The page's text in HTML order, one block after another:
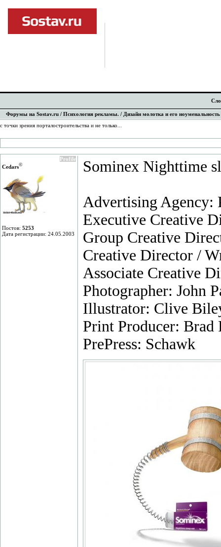
Форумы на Sostav.ru / Психология рекламы. / Дизайн молотка и его ноуменальность
с точки зрения порталостроительства и не только...
Profile
Cedars©
Постов: 5253
Дата регистрации: 24.05.2003
Sominex Nighttime
Advertising Agency:
Executive Creative
Group Creative
Creative Director /
Associate Creative
Photographer: John
Illustrator: Clive
Print Producer: Brad
PrePress: Schawk